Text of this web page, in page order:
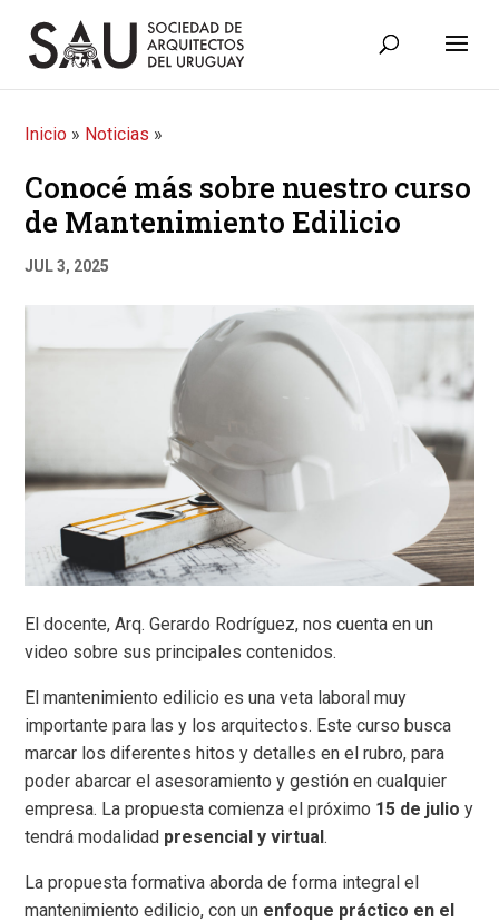
Inicio » Noticias »
Conocé más sobre nuestro curso
de Mantenimiento Edilicio
JUL 3, 2025
El docente, Arq. Gerardo Rodríguez, nos cuenta en un
video sobre sus principales contenidos.
El mantenimiento edilicio es una veta laboral muy
importante para las y los arquitectos. Este curso busca
marcar los diferentes hitos y detalles en el rubro, para
poder abarcar el asesoramiento y gestión en cualquier
empresa. La propuesta comienza el próximo 15 de julio y
tendrá modalidad presencial y virtual.
La propuesta formativa aborda de forma integral el
mantenimiento edilicio, con un enfoque práctico en el